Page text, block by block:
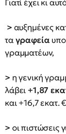
Γιατί έχει κι
> αυξημένες
ταγραφεία
γραμματέων,
> η γενική
λάβει +1,87
και +16,7 εκατ.
> οι πιστώσεις